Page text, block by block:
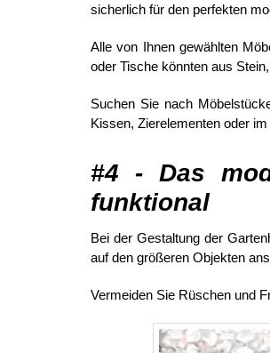
sicherlich für den perfekten
Alle von Ihnen gewählten
oder Tische könnten aus
Suchen Sie nach
Kissen, Zierelementen oder
#4 - Das
funktional
Bei der Gestaltung der
auf den größeren Objekten
Vermeiden Sie Rüschen und